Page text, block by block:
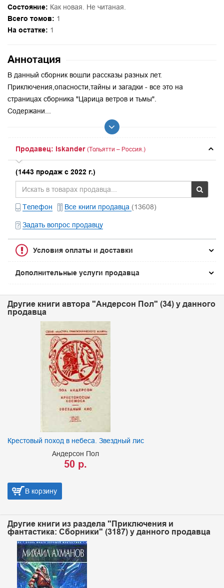
Состояние: Как новая. Не читаная.
Всего томов: 1
На остатке: 1
Аннотация
В данный сборник вошли рассказы разных лет.
Приключения,опасности,тайны и загадки - все это на
страницах сборника "Царица ветров и тьмы".
Содержани...
Продавец: Iskander (Тольятти – Россия.)
(1443 продаж с 2022 г.)
Телефон Все книги продавца (13608)
Задать вопрос продавцу
Условия оплаты и доставки
Дополнительные услуги продавца
Другие книги автора "Андерсон Пол" (34) у данного
продавца
Крестовый поход в небеса. Звездный лис
Андерсон Пол
50 р.
В корзину
Другие книги из раздела "Приключения и
фантастика: Сборники" (3187) у данного продавца